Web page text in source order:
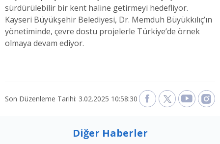
sürdürülebilir bir kent haline getirmeyi hedefliyor.
Kayseri Büyükşehir Belediyesi, Dr. Memduh Büyükkılıç’ın
yönetiminde, çevre dostu projelerle Türkiye’de örnek
olmaya devam ediyor.
Son Düzenleme Tarihi: 3.02.2025 10:58:30
Diğer Haberler